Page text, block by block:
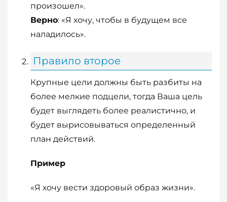
произошел».
Верно: «Я хочу, чтобы в будущем все
наладилось».
Правило второе
Крупные цели должны быть разбиты на
более мелкие подцели, тогда Ваша цель
будет выглядеть более реалистично, и
будет вырисовываться определенный
план действий.
Пример
«Я хочу вести здоровый образ жизни».